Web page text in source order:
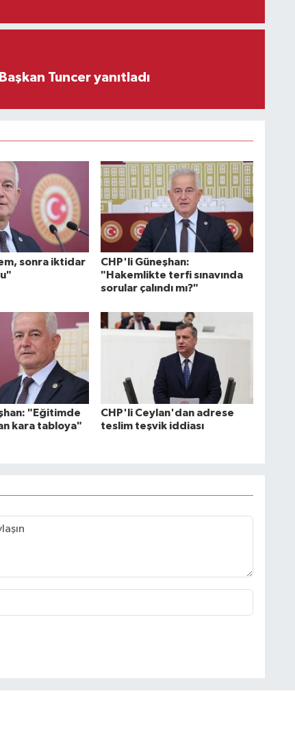
Tuncer yanıtladı
sonra iktidar
CHP'li Güneşhan:
"Hakemlikte terfi sınavında
sorular çalındı mı?"
"Eğitimde
kara tabloya"
CHP'li Ceylan'dan adrese
teslim teşvik iddiası